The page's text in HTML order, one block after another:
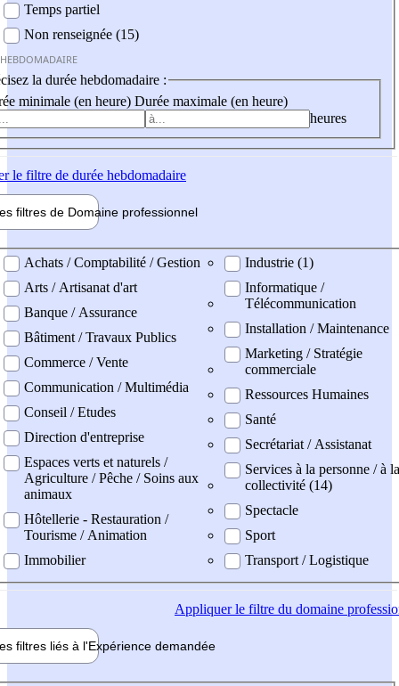
Temps partiel
Non renseignée (15)
la durée hebdomadaire :
minimale (en heure) Durée maximale (en heure)
heures
le filtre de durée hebdomadaire
filtres de Domaine professionnel
professionel
Achats / Comptabilité / Gestion
Arts / Artisanat d'art
Banque / Assurance
Bâtiment / Travaux Publics
Commerce / Vente
Communication / Multimédia
Conseil / Etudes
Direction d'entreprise
Espaces verts et naturels /
Agriculture / Pêche / Soins aux
animaux
Hôtellerie - Restauration /
Tourisme / Animation
Immobilier
Industrie (1)
Informatique /
Télécommunication
Installation / Maintenance
Marketing / Stratégie
commerciale
Ressources Humaines
Santé
Secrétariat / Assistanat
Services à la personne / à la
collectivité (14)
Spectacle
Sport
Transport / Logistique
Appliquerle filtre du domaine
filtres liés à l'Expérience demandée